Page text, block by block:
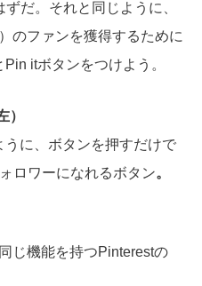
だ。それと同じように、
のファンを獲得するために
itボタンをつけよう。
）
に、ボタンを押すだけで
ロワーになれるボタン。
じ機能を持つPinterestの